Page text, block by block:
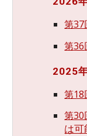
第37
第36
2025
第18
第
は可